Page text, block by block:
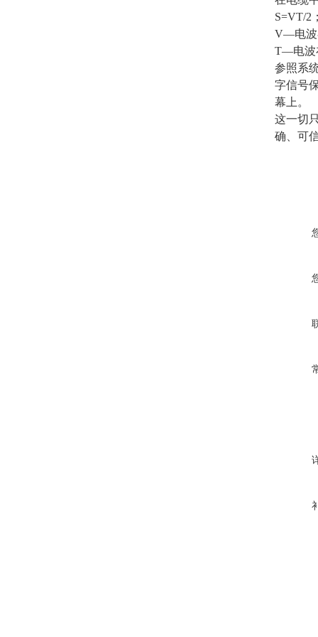
S=VT/2
V―电波
T―电波
参照系
字信号
幕上。
这一切
确、可